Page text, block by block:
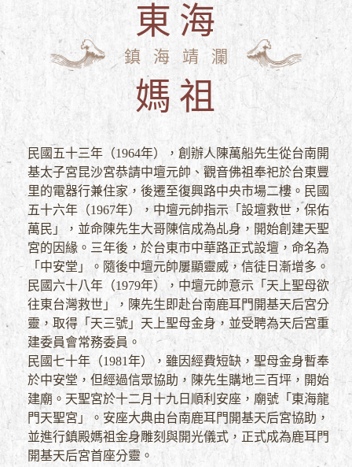
東海
鎮海靖瀾
媽祖
民國五十三年（1964年），創辦人陳萬船先生從台南開
基太子宮昆沙宮恭請中壇元帥、觀音佛祖奉祀於台東豐
里的電器行兼住家，後遷至復興路中央市場二樓。民國
五十六年（1967年），中壇元帥指示「設壇救世，保佑
萬民」，並命陳先生大哥陳信成為乩身，開始創建天聖
宮的因緣。三年後，於台東市中華路正式設壇，命名為
「中安堂」。隨後中壇元帥屢顯靈威，信徒日漸增多。
民國六十八年（1979年），中壇元帥意示「天上聖母欲
往東台灣救世」，陳先生即赴台南鹿耳門開基天后宮分
靈，取得「天三號」天上聖母金身，並受聘為天后宮重
建委員會常務委員。
民國七十年（1981年），雖因經費短缺，聖母金身暫奉
於中安堂，但經過信眾協助，陳先生購地三百坪，開始
建廟。天聖宮於十二月十九日順利安座，廟號「東海龍
門天聖宮」。安座大典由台南鹿耳門開基天后宮協助，
並進行鎮殿媽祖金身雕刻與開光儀式，正式成為鹿耳門
開基天后宮首座分靈。